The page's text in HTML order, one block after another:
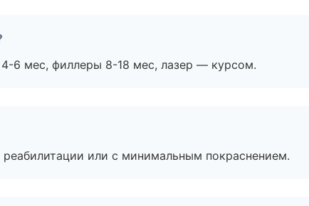
6 мес, филлеры 8-18 мес, лазер — курсом.
или с минимальным покраснением.